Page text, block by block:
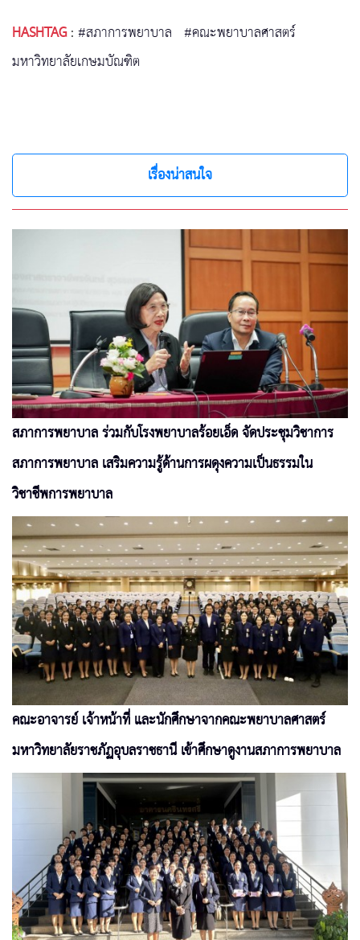
HASHTAG:#สภาการพยาบาล #คณะพยาบาลศาสตร์
มหาวิทยาลัยเกษมบัณฑิต
เรื่องน่าสนใจ
สภาการพยาบาล ร่วมกับโรงพยาบาลร้อยเอ็ด จัดประชุมวิชาการ
สภาการพยาบาล เสริมความรู้ด้านการผดุงความเป็นธรรมใน
วิชาชีพการพยาบาล
คณะอาจารย์ เจ้าหน้าที่ และนักศึกษาจากคณะพยาบาลศาสตร์
มหาวิทยาลัยราชภัฏอุบลราชธานี เข้าศึกษาดูงานสภาการพยาบาล